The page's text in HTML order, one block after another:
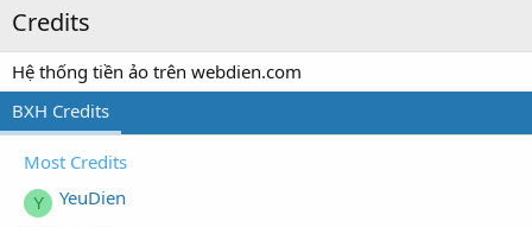
Credits
Hệ thống tiền ảo trên webdien.com
BXH Credits
Most Credits
Y
YeuDien